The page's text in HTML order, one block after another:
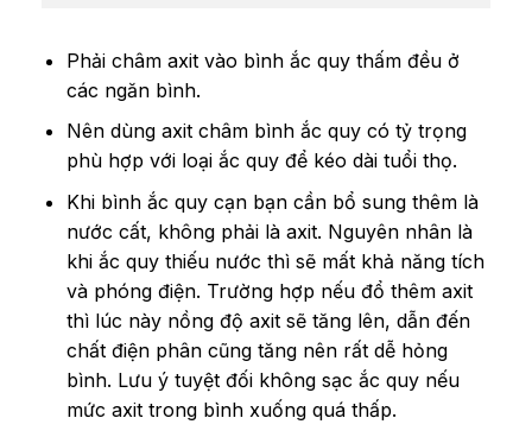
Phải châm axit vào bình ắc quy thấm đều ở
các ngăn bình.
Nên dùng axit châm bình ắc quy có tỷ trọng
phù hợp với loại ắc quy để kéo dài tuổi thọ.
Khi bình ắc quy cạn bạn cần bổ sung thêm là
nước cất, không phải là axit. Nguyên nhân là
khi ắc quy thiếu nước thì sẽ mất khả năng tích
và phóng điện. Trường hợp nếu đổ thêm axit
thì lúc này nồng độ axit sẽ tăng lên, dẫn đến
chất điện phân cũng tăng nên rất dễ hỏng
bình. Lưu ý tuyệt đối không sạc ắc quy nếu
mức axit trong bình xuống quá thấp.